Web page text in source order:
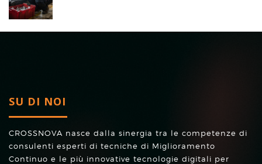
SU DI NOI
CROSSNOVA nasce dalla sinergia tra le competenze di
consulenti esperti di tecniche di Miglioramento
Continuo e le più innovative tecnologie digitali per